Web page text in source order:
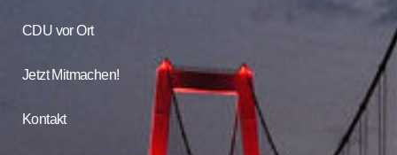
CDU vor Ort
Jetzt Mitmachen!
Kontakt